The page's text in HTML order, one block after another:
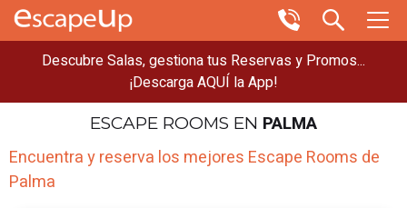
Descubre Salas, gestiona tus Reservas y Promos...
¡Descarga AQUÍ la App!
ESCAPE ROOMS EN PALMA
Encuentra y reserva los mejores Escape Rooms de
Palma